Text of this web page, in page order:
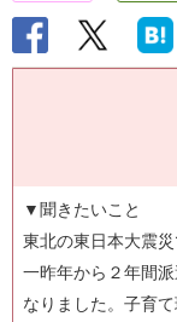
▼聞きたいこと
東北の東日本大震
一昨年から２年間
なりました。子育